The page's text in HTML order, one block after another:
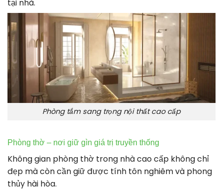
tại nhà.
Phòng tắm sang trọng nội thất cao cấp
Phòng thờ – nơi giữ gìn giá trị truyền thống
Không gian phòng thờ trong nhà cao cấp không chỉ
đẹp mà còn cần giữ được tính tôn nghiêm và phong
thủy hài hòa.